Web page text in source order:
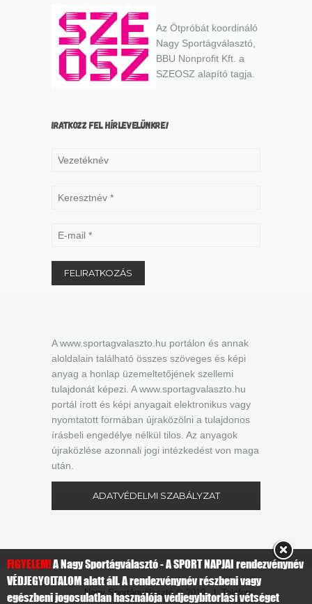
Az Ötpróbát koordináló
Nagy Sportágválasztó,
BBU Nonprofit Kft. a
SZEOSZ alapító tagja.
IRATKOZZ FEL HÍRLEVELÜNKRE!
A www.sportagvalaszto.hu portálon és annak
aloldalain található összes szöveges és képi
anyag a honlap üzemeltetőjének szellemi
tulajdonát képezi. A www.sportagvalaszto.hu
portál írott és képi anyagait elektronikus vagy
nyomtatott formában újraközölni a tulajdonos
írásbeli engedélye nélkül tilos. Az anyagok
újraközlése azonnali jogi intézkedést von maga
után.
ADATVÉDELMI SZABÁLYZAT
Nagy Sportágválasztó© 2019 | Telefon:
FIGYELEM!A Nagy Sportágválasztó - A SPORT NAPJAI rendezvénynév
VÉDJEGYOLTALOM alatt áll. A rendezvénynév részbeni vagy
egészbeni jogosulatlan használója védjegybitorlási vétséget